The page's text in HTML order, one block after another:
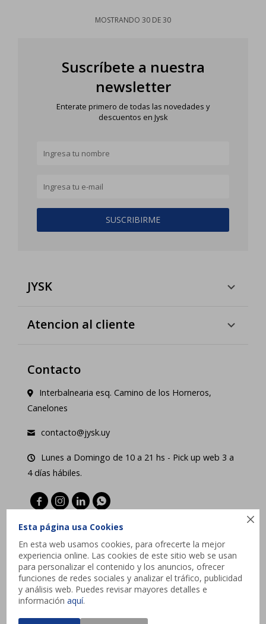

Esta página usa Cookies
En esta web usamos cookies, para ofrecerte la mejor
experiencia online. Las cookies de este sitio web se usan
para personalizar el contenido y los anuncios, ofrecer
funciones de redes sociales y analizar el tráfico, publicidad
y análisis web. Puedes revisar mayores detalles e
informaciónaquí.
MOSTRANDO 30 DE30
Suscríbete a nuestra
newsletter
Enterate primero de todas las novedades y
descuentos en Jysk
SUSCRIBIRME
JYSK
Atencion al cliente
Contacto
Interbalnearia esq. Camino de los Horneros,
Canelones
contacto@jysk.uy
Lunes a Domingo de 10 a 21 hs - Pick up web 3 a
4 días hábiles.
   